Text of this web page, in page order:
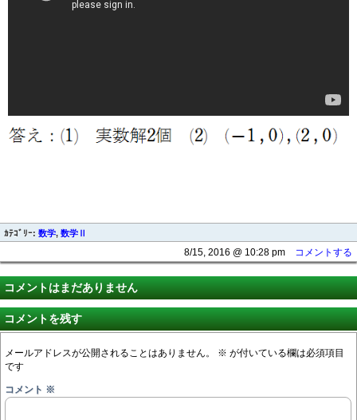
ｶﾃｺﾞﾘｰ: 数学, 数学Ⅱ
8/15, 2016 @ 10:28 pm コメントする
コメントはまだありません
コメントを残す
メールアドレスが公開されることはありません。 ※ が付いている欄は必須項目
です
コメント ※